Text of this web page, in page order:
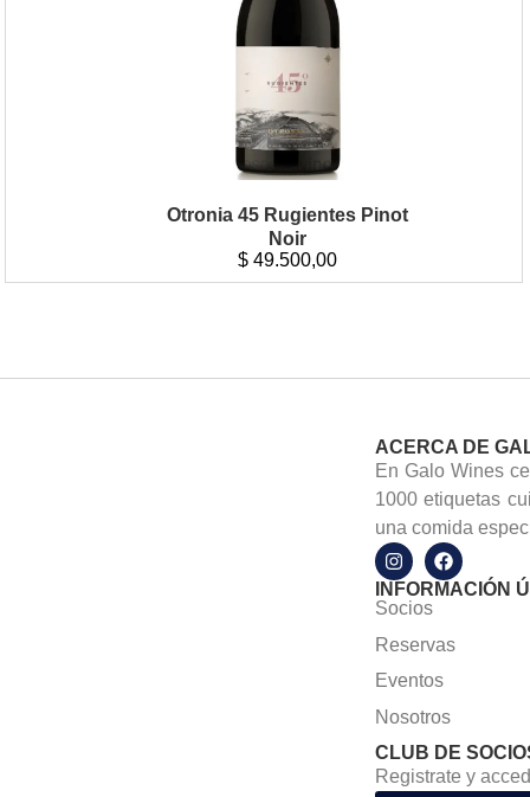
Otronia 45 Rugientes Pinot
Noir
$ 49.500,00
ACERCA DE
En Galo Wines
1000 etiquetas
una comida
INFORMACIÓN
Socios
Reservas
Eventos
Nosotros
CLUB DE
Registrate y